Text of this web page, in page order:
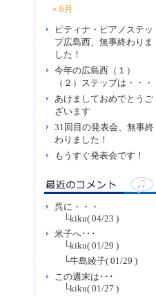
« 6月
ピティナ・ピアノステッ
プ広島西、無事終わりま
した！
今年の広島西（１）
（２）ステップは・・・
あけましておめでとうご
ざいます
31回目の発表会、無事終
わりました！
もうすぐ発表会です！
呉に・・・
└kiku( 04/23 )
米子へ･･･
└kiku( 01/29 )
└牛島綾子( 01/29 )
この週末は･･･
└kiku( 01/27 )